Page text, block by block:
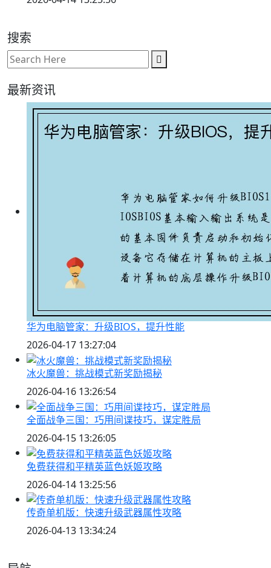
搜索
最新资讯
华为电脑管家：升级BIOS，提升性能
2026-04-17 13:27:04
冰火魔兽：挑战模式新奖励揭秘
2026-04-16 13:26:54
全面战争三国：巧用间谍技巧，谋定胜局
2026-04-15 13:26:05
免费获得和平精英蓝色妖姬攻略
2026-04-14 13:25:56
传奇单机版：快速升级武器属性攻略
2026-04-13 13:34:24